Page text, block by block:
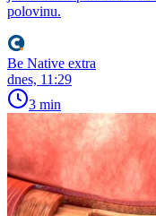
polovinu.
Be Native extra
dnes, 11:29
3 min